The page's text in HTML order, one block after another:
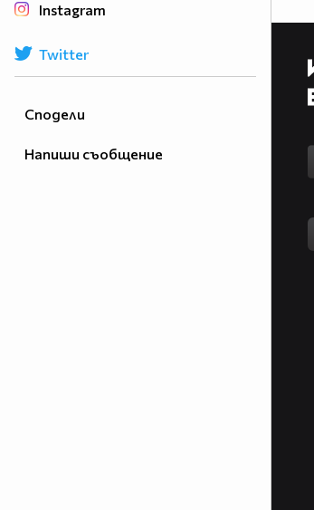
Сподели
Напиши съобщение
Instagram
Twitter